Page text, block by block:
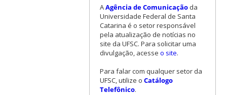
AAgência de Comunicaçãoda
Universidade Federal de Santa
Catarina é o setor responsável
pela atualização de notícias no
site da UFSC. Para solicitar uma
divulgação, acesse o site.
Para falar com qualquer setor da
UFSC, utilize o Catálogo
Telefônico.